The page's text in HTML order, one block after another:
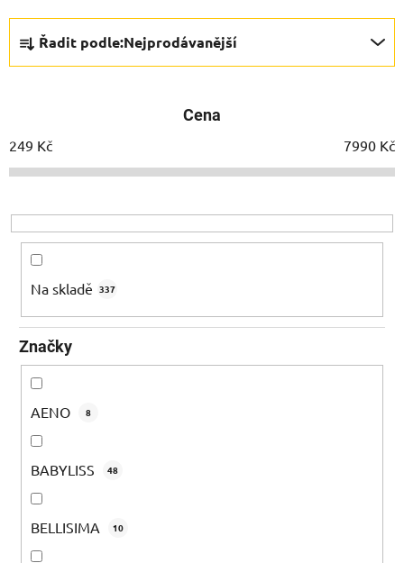
í
p
o
d
ů
Řadit podle:Nejprodávanější
Cena
249 Kč 7990 Kč
Na skladě 337
Značky
AENO 8
BABYLISS 48
BELLISIMA 10